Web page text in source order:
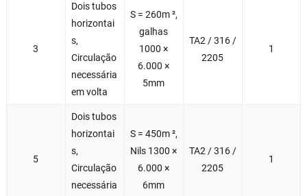
3
Dois tubos
horizontai
s,
Circulação
necessária
em volta
S = 260m ²,
galhas
1000 ×
6.000 ×
5mm
TA2 / 316 /
2205
1
5
Dois tubos
horizontai
s,
Circulação
necessária
S = 450m ²,
Nils 1300 ×
6.000 ×
6mm
TA2 / 316 /
2205
1